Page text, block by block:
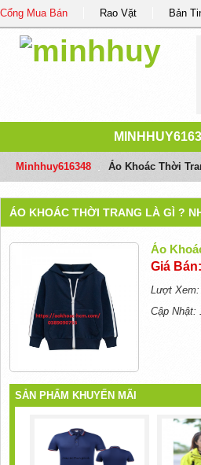
Cổng Mua Bán Rao Vặt Bản
Minhhuy616348 Áo Khoác Thời
ÁO KHOÁC THỜI TRANG LÀ GÌ ?
Áo
Giá
Lượt
Cập Nhật:
SẢN PHẨM KHUYẾN MÃI